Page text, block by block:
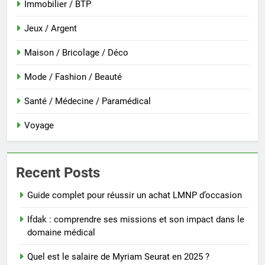
Immobilier / BTP
Jeux / Argent
Maison / Bricolage / Déco
Mode / Fashion / Beauté
Santé / Médecine / Paramédical
Voyage
Recent Posts
Guide complet pour réussir un achat LMNP d’occasion
Ifdak : comprendre ses missions et son impact dans le
domaine médical
Quel est le salaire de Myriam Seurat en 2025 ?